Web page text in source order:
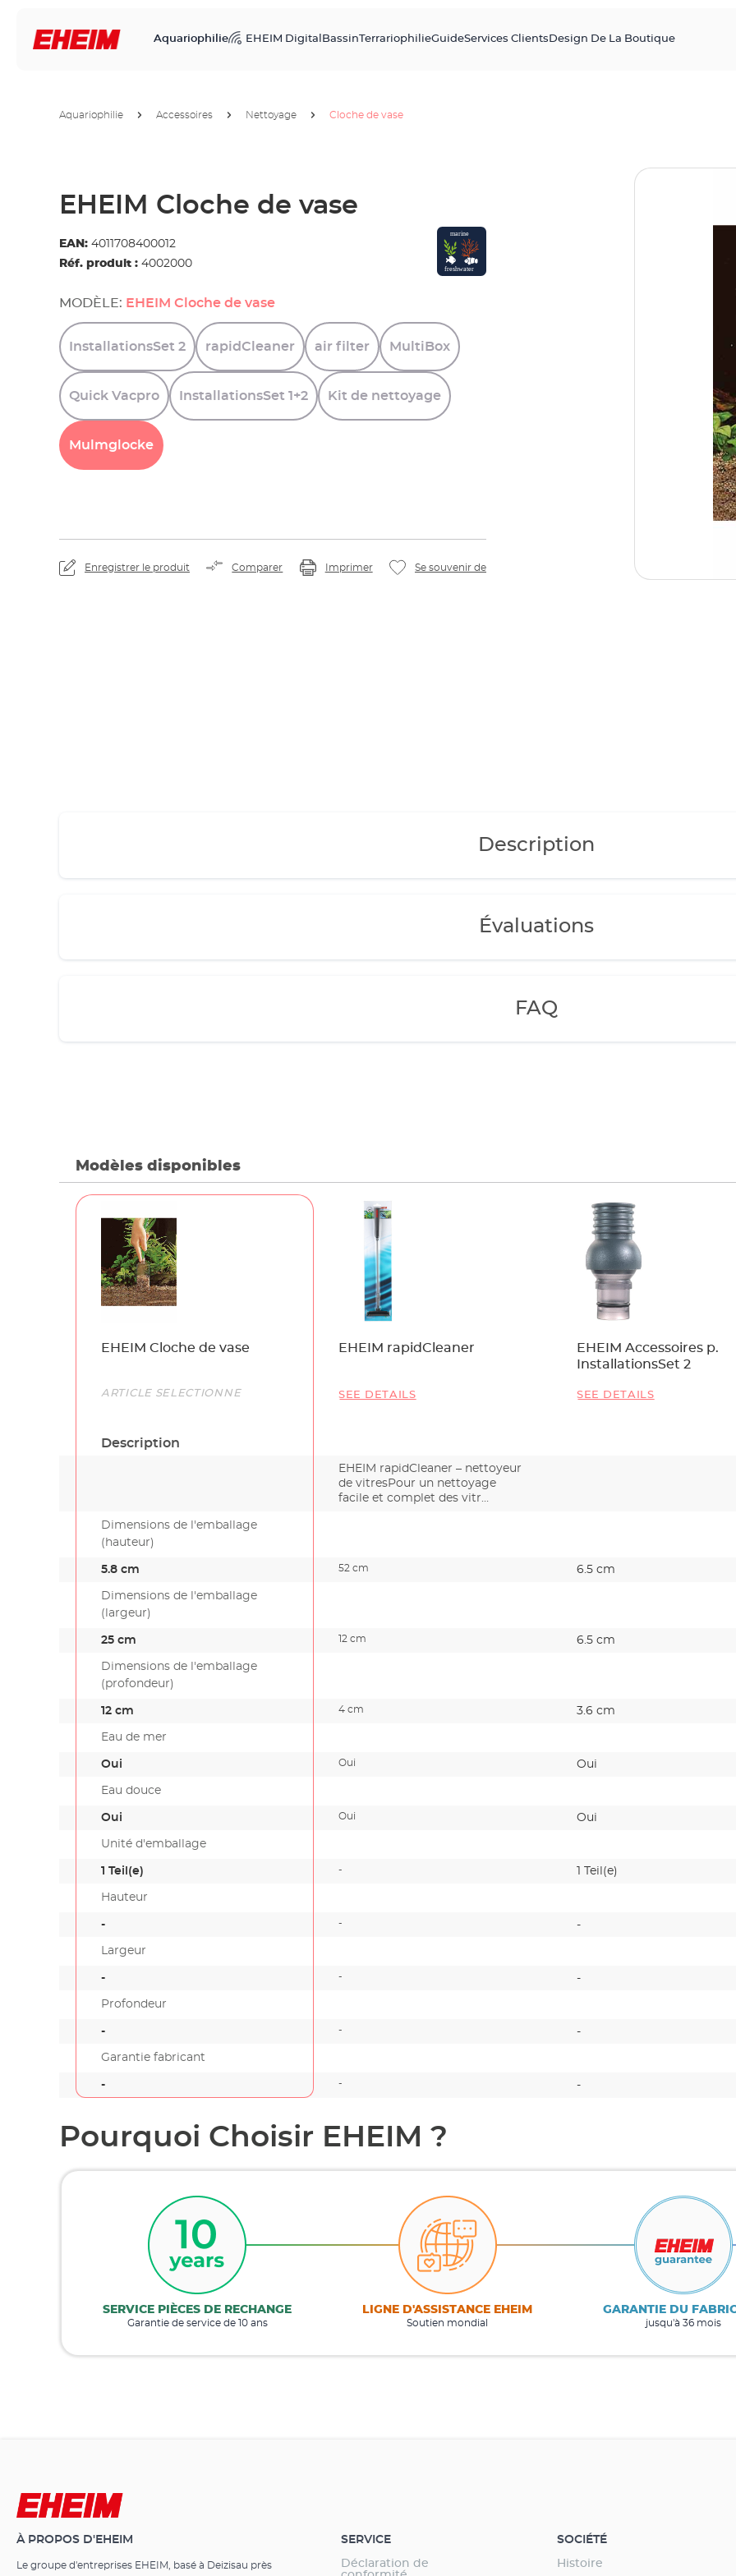
Aquariophilie EHEIM Digital BassinTerrariophilieGuideServices Clients Design De La Boutique
Aquariophilie Accessoires Nettoyage Cloche de vase
EHEIM Cloche de vase
EAN: 4011708400012
Réf. produit : 4002000
MODÈLE: EHEIM Cloche de vase
InstallationsSet 2 rapidCleaner air filter MultiBox
Quick Vacpro InstallationsSet 1+2 Kit de nettoyage
Mulmglocke
Enregistrer le produit Comparer Imprimer Se souvenir de
Description
Évaluations
FAQ
Modèles disponibles
Name
EHEIM Cloche de vase EHEIM rapidCleaner
EHEIM Accessoires p.
InstallationsSet 2
Link
ARTICLE SÉLECTIONNÉ SEE DETAILS SEE DETAILS
Description
EHEIM rapidCleaner – nettoyeur
de vitresPour un nettoyage
facile et complet des vitr…
Dimensions de l'emballage
(hauteur)
5.8 cm 52 cm 6.5 cm
Dimensions de l'emballage
(largeur)
25 cm 12 cm 6.5 cm
Dimensions de l'emballage
(profondeur)
12 cm 4 cm 3.6 cm
Eau de mer
Oui Oui Oui
Eau douce
Oui Oui Oui
Unité d'emballage
1 Teil(e) - 1 Teil(e)
Hauteur
- - -
Largeur
- - -
Profondeur
- - -
Garantie fabricant
- - -
Pourquoi Choisir EHEIM ?
SERVICE PIÈCES DE RECHANGE
Garantie de service de 10 ans
LIGNE D'ASSISTANCE EHEIM
Soutien mondial
GARANTIE DU
jusqu'à 36 mois
À PROPOS D'EHEIM
Le groupe d'entreprises EHEIM, basé à Deizisau près
SERVICE
Déclaration de
SOCIÉTÉ
Histoire